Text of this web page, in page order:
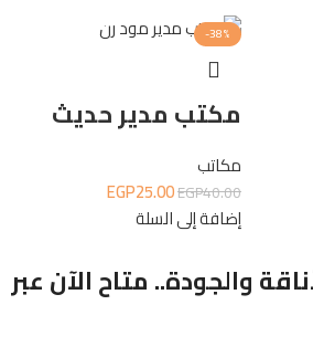
-38%
مكتب مدير حديث
مكاتب
EGP40.00
EGP25.00
إضافة إلى السلة
والجودة.. متاح الآن عبر